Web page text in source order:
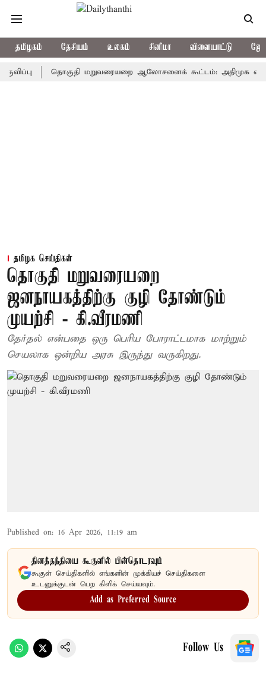
தமிழகம் தேசியம் உலகம் சினிமா விளையாட்டு
தொகுதி மறுவரையறை ஆலோசனைக் கூட்டம்: அதிமுக எம்பிக்கள்
தமிழக செய்திகள்
தொகுதி மறுவரையறை
ஜனநாயகத்திற்கு குழி தோண்டும்
முயற்சி - கி.வீரமணி
தேர்தல் என்பதை ஒரு பெரிய போராட்டமாக மாற்றும்
செயலாக ஒன்றிய அரசு இருந்து வருகிறது.
Published on: 16 Apr 2026, 11:19 am
தினத்தந்தியை கூகுளில் பின்தொடரவும்
கூகுள் செய்திகளில் எங்களின் முக்கியச் செய்திகளை
உடனுக்குடன் பெற கிளிக் செய்யவும்.
Add as Preferred Source
Follow Us